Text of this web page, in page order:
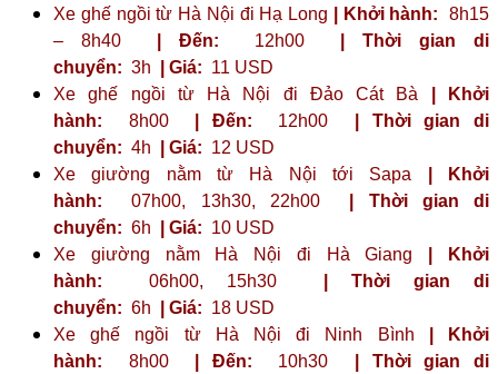
Xe ghế ngồi từ Hà Nội đi Hạ Long | Khởi hành: 8h15
– 8h40
| Đến: 12h00
| Thời gian di
chuyển: 3h | Giá: 11 USD
Xe ghế ngồi từ Hà Nội đi Đảo Cát Bà
| Khởi
hành: 8h00 | Đến: 12h00
| Thời gian di
chuyển: 4h | Giá: 12 USD
Xe giường nằm từ Hà Nội tới Sapa
| Khởi
hành: 07h00, 13h30, 22h00
| Thời gian di
chuyển: 6h | Giá: 10 USD
Xe giường nằm Hà Nội đi Hà Giang
| Khởi
hành: 06h00, 15h30
| Thời gian di
chuyển: 6h | Giá: 18 USD
Xe ghế ngồi từ Hà Nội đi Ninh Bình
| Khởi
hành: 8h00 | Đến: 10h30
| Thời gian di